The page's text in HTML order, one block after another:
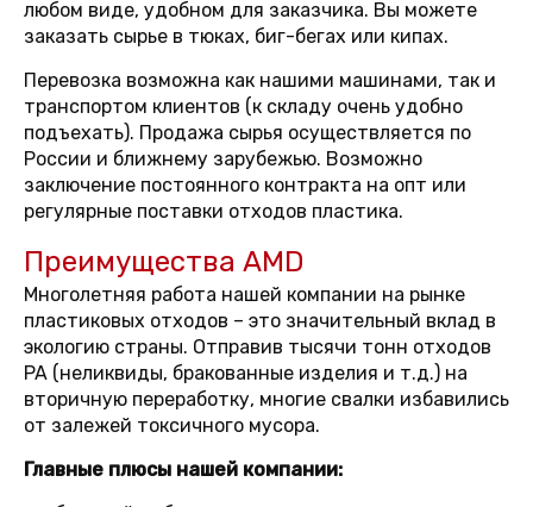
любом виде, удобном для заказчика. Вы можете
заказать сырье в тюках, биг-бегах или кипах.
Перевозка возможна как нашими машинами, так и
транспортом клиентов (к складу очень удобно
подъехать). Продажа сырья осуществляется по
России и ближнему зарубежью. Возможно
заключение постоянного контракта на опт или
регулярные поставки отходов пластика.
Преимущества AMD
Многолетняя работа нашей компании на рынке
пластиковых отходов – это значительный вклад в
экологию страны. Отправив тысячи тонн отходов
PA (неликвиды, бракованные изделия и т.д.) на
вторичную переработку, многие свалки избавились
от залежей токсичного мусора.
Главные плюсы нашей компании: